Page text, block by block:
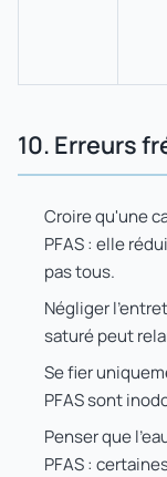
10. Erreurs
Croire qu'une
PFAS : elle
pas tous.
Négliger
saturé peut
Se fier
PFAS sont
Penser que
PFAS :